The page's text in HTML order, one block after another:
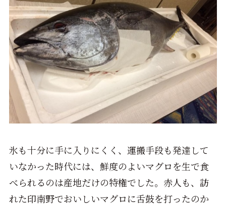
氷も十分に手に入りにくく、運搬手段も発達して
いなかった時代には、鮮度のよいマグロを生で食
べられるのは産地だけの特権でした。赤人も、訪
れた印南野でおいしいマグロに舌鼓を打ったのか